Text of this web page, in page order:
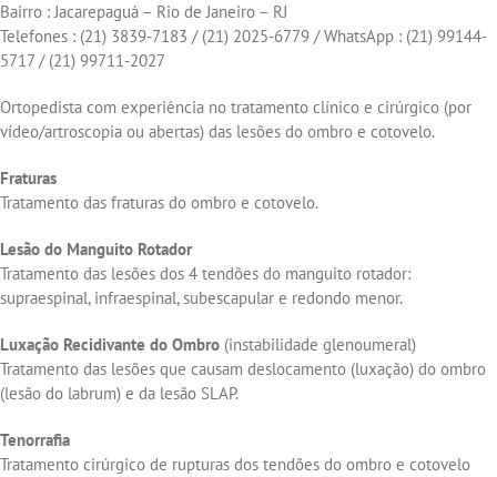
Bairro : Jacarepaguá – Rio de Janeiro – RJ
Telefones : (21) 3839-7183 / (21) 2025-6779 / WhatsApp : (21) 99144-
5717 / (21) 99711-2027
Ortopedista com experiência no tratamento clínico e cirúrgico (por
vídeo/artroscopia ou abertas) das lesões do ombro e cotovelo.
Fraturas
Tratamento das fraturas do ombro e cotovelo.
Lesão do Manguito Rotador
Tratamento das lesões dos 4 tendões do manguito rotador:
supraespinal, infraespinal, subescapular e redondo menor.
Luxação Recidivante do Ombro(instabilidade glenoumeral)
Tratamento das lesões que causam deslocamento (luxação) do ombro
(lesão do labrum) e da lesão SLAP.
Tenorrafia
Tratamento cirúrgico de rupturas dos tendões do ombro e cotovelo